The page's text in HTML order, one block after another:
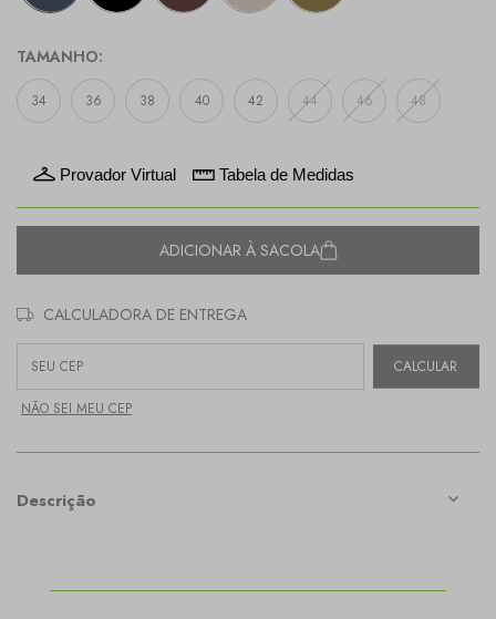
TAMANHO:
34 36 38 40 42 44 46 48
Provador Virtual Tabela de Medidas
ADICIONAR À SACOLA
CALCULADORA DE ENTREGA
Entregas para o CEP:
CALCULAR
NÃO SEI MEU CEP
Descrição